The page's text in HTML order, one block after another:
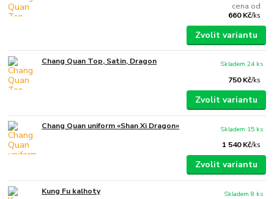
cena od
660 Kč/ks
Zvolit variantu
Chang Quan Top, Satin, Dragon
750 Kč/ks
Skladem 24 ks
Zvolit variantu
Chang Quan uniform «Shan Xi Dragon»
1 540 Kč/ks
Skladem 15 ks
Zvolit variantu
Kung Fu kalhoty
Skladem 8 ks